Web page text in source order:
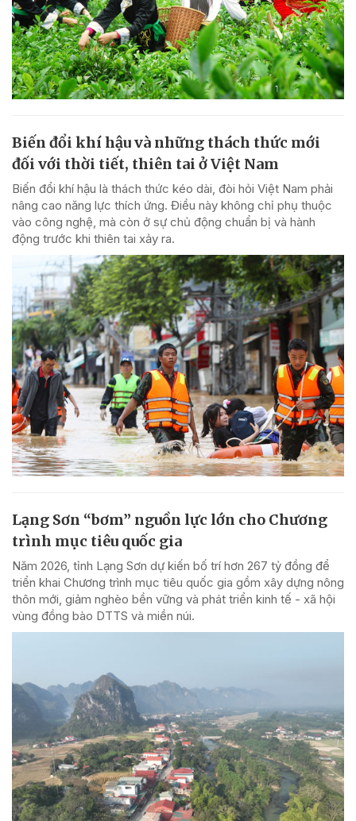
Biến đổi khí hậu và những thách thức mới
đối với thời tiết, thiên tai ở Việt Nam
Biến đổi khí hậu là thách thức kéo dài, đòi hỏi Việt Nam phải
nâng cao năng lực thích ứng. Điều này không chỉ phụ thuộc
vào công nghệ, mà còn ở sự chủ động chuẩn bị và hành
động trước khi thiên tai xảy ra.
Lạng Sơn “bơm” nguồn lực lớn cho Chương
trình mục tiêu quốc gia
Năm 2026, tỉnh Lạng Sơn dự kiến bố trí hơn 267 tỷ đồng để
triển khai Chương trình mục tiêu quốc gia gồm xây dựng nông
thôn mới, giảm nghèo bền vững và phát triển kinh tế - xã hội
vùng đồng bào DTTS và miền núi.